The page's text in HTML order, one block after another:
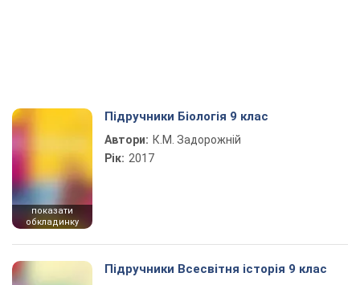
показати
обкладинку
Підручники Біологія 9 клас
Автори: К.М. Задорожній
Рік: 2017
Підручники Всесвітня історія 9 клас